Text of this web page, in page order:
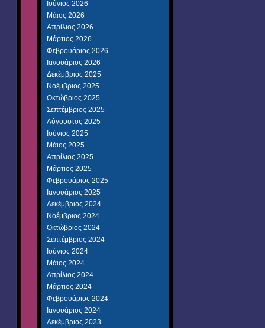
Ιούνιος 2026
Μάιος 2026
Απρίλιος 2026
Μάρτιος 2026
Φεβρουάριος 2026
Ιανουάριος 2026
Δεκέμβριος 2025
Νοέμβριος 2025
Οκτώβριος 2025
Σεπτέμβριος 2025
Αύγουστος 2025
Ιούνιος 2025
Μάιος 2025
Απρίλιος 2025
Μάρτιος 2025
Φεβρουάριος 2025
Ιανουάριος 2025
Δεκέμβριος 2024
Νοέμβριος 2024
Οκτώβριος 2024
Σεπτέμβριος 2024
Ιούνιος 2024
Μάιος 2024
Απρίλιος 2024
Μάρτιος 2024
Φεβρουάριος 2024
Ιανουάριος 2024
Δεκέμβριος 2023